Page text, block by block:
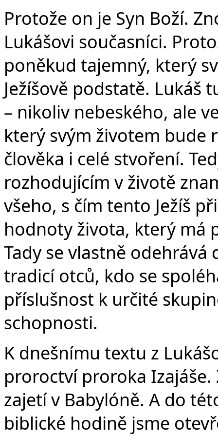
Protože on je Syn Boží.
Lukášovi současníci.
poněkud tajemný, který
Ježíšově podstatě. Lukáš
– nikoliv nebeského, ale
který svým životem bude
člověka i celé stvoření.
rozhodujícím v životě
všeho, s čím tento Ježíš
hodnoty života, který má
Tady se vlastně
tradicí otců, kdo se
příslušnost k určité
schopnosti.
K dnešnímu textu z
proroctví proroka Izajáše.
zajetí v Babylóně. A do
biblické hodině jsme